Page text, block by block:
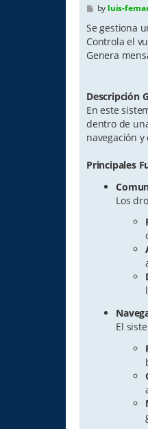
P
s
by luis-
Se gestiona
Controla el
Genera
Descripción
En este
dentro de
navegación
Principales
Los
El